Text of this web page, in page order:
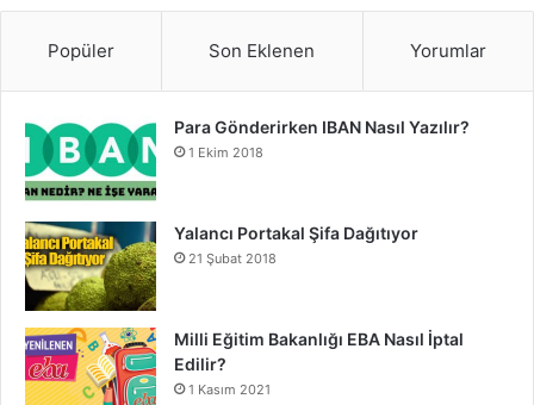
Popüler Son Eklenen Yorumlar
Para Gönderirken IBAN Nasıl Yazılır?
1 Ekim 2018
Yalancı Portakal Şifa Dağıtıyor
21 Şubat 2018
Milli Eğitim Bakanlığı EBA Nasıl İptal
Edilir?
1 Kasım 2021